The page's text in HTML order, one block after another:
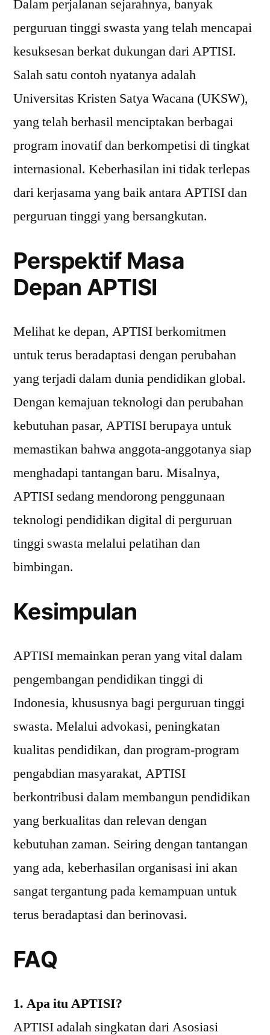
Dalam perjalanan sejarahnya, banyak
perguruan tinggi swasta yang telah mencapai
kesuksesan berkat dukungan dari APTISI.
Salah satu contoh nyatanya adalah
Universitas Kristen Satya Wacana (UKSW),
yang telah berhasil menciptakan berbagai
program inovatif dan berkompetisi di tingkat
internasional. Keberhasilan ini tidak terlepas
dari kerjasama yang baik antara APTISI dan
perguruan tinggi yang bersangkutan.
Perspektif Masa
Depan APTISI
Melihat ke depan, APTISI berkomitmen
untuk terus beradaptasi dengan perubahan
yang terjadi dalam dunia pendidikan global.
Dengan kemajuan teknologi dan perubahan
kebutuhan pasar, APTISI berupaya untuk
memastikan bahwa anggota-anggotanya siap
menghadapi tantangan baru. Misalnya,
APTISI sedang mendorong penggunaan
teknologi pendidikan digital di perguruan
tinggi swasta melalui pelatihan dan
bimbingan.
Kesimpulan
APTISI memainkan peran yang vital dalam
pengembangan pendidikan tinggi di
Indonesia, khususnya bagi perguruan tinggi
swasta. Melalui advokasi, peningkatan
kualitas pendidikan, dan program-program
pengabdian masyarakat, APTISI
berkontribusi dalam membangun pendidikan
yang berkualitas dan relevan dengan
kebutuhan zaman. Seiring dengan tantangan
yang ada, keberhasilan organisasi ini akan
sangat tergantung pada kemampuan untuk
terus beradaptasi dan berinovasi.
FAQ
1. Apa itu APTISI?
APTISI adalah singkatan dari Asosiasi